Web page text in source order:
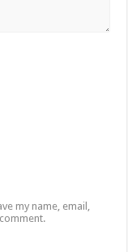
my name, email,